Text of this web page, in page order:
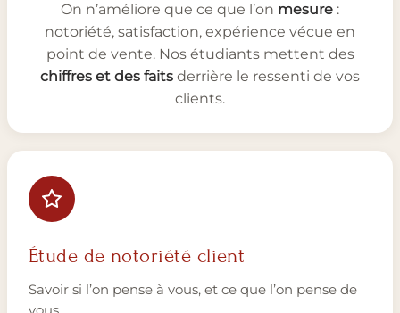
On n’améliore que ce que l’on mesure :
notoriété, satisfaction, expérience vécue en
point de vente. Nos étudiants mettent des
chiffres et des faits derrière le ressenti de vos
clients.
Étude de notoriété client
Savoir si l’on pense à vous, et ce que l’on pense de